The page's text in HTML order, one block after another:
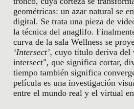
geométricas: un azar natural se
digital. Se trata una pieza de
la técnica del anaglifo.
curva de la sala Wellness se
‘Intersect’, cuyo título deriva del
intersect", que significa cortar,
tiempo también significa
película es una investigación
entre el mundo real y el virtual